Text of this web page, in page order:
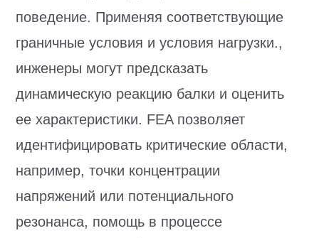
поведение. Применяя соответствующие
граничные условия и условия нагрузки.,
инженеры могут предсказать
динамическую реакцию балки и оценить
ее характеристики. FEA позволяет
идентифицировать критические области,
например, точки концентрации
напряжений или потенциального
резонанса, помощь в процессе